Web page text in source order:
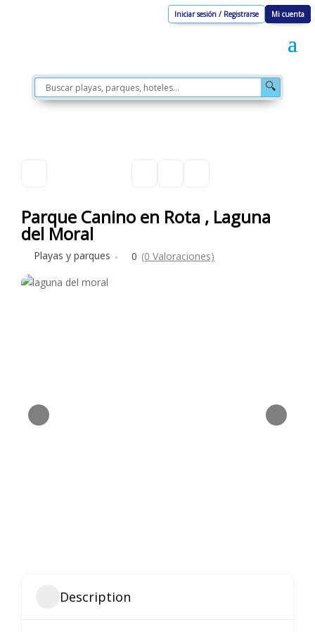
Iniciar sesión / Registrarse Mi cuenta
🔍
Parque Canino en Rota , Laguna
del Moral
Playas y parques 0 (0 Valoraciones)
Description